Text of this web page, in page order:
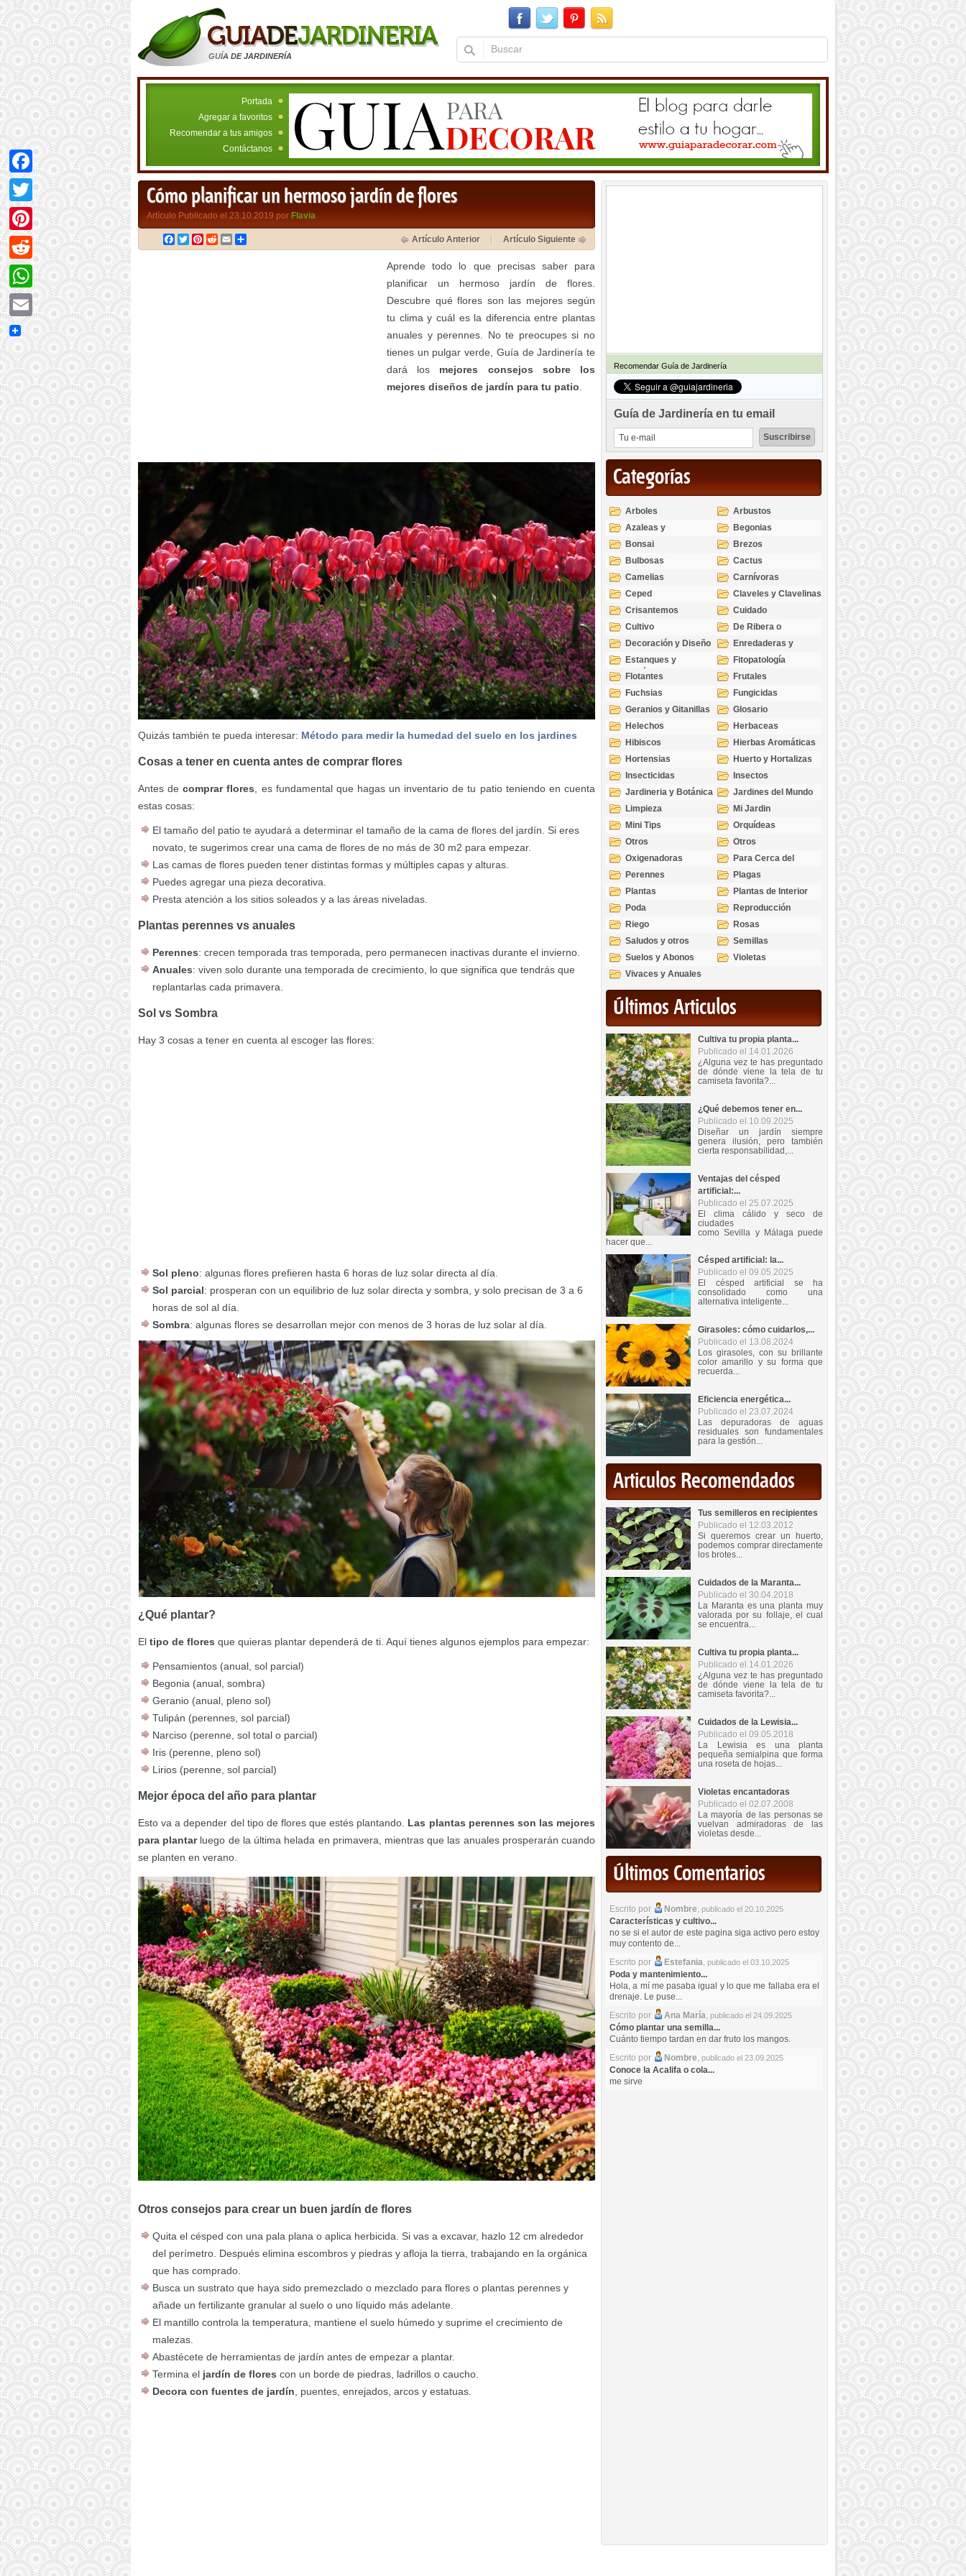
GUÍA DE JARDINERÍA
Portada
Agregar a favoritos
Recomendar a tus amigos
Contáctanos
Cómo planificar un hermoso jardín de flores
Artículo Publicado el 23.10.2019 por Flavia
Facebook
TwitterPinterest
RedditEmail Artículo Anterior Artículo Siguiente
Aprende todo lo que precisas saber para
planificar un hermoso jardín de flores.
Descubre qué flores son las mejores según
tu clima y cuál es la diferencia entre plantas
anuales y perennes. No te preocupes si no
tienes un pulgar verde, Guía de Jardinería te
dará los mejores consejos sobre los
mejores diseños de jardín para tu patio
Quizás también te pueda interesar: Método para medir la humedad del suelo en los jardines
Cosas a tener en cuenta antes de comprar flores
Antes decomprar flores , es fundamental que hagas un inventario de tu patio teniendo en cuenta
estas cosas:
El tamaño del patio te ayudará a determinar el tamaño de la cama de flores del jardín. Si eres
novato, te sugerimos crear una cama de flores de no más de 30 m2 para empezar.
Las camas de flores pueden tener distintas formas y múltiples capas y alturas.
Puedes agregar una pieza decorativa.
Presta atención a los sitios soleados y a las áreas niveladas.
Plantas perennes vs anuales
Perennes: crecen temporada tras temporada, pero permanecen inactivas durante el invierno.
Anuales: viven solo durante una temporada de crecimiento, lo que significa que tendrás que
replantarlas cada primavera.
Sol vs Sombra
Hay 3 cosas a tener en cuenta al escoger las flores:
Sol pleno: algunas flores prefieren hasta 6 horas de luz solar directa al día.
Sol parcial: prosperan con un equilibrio de luz solar directa y sombra, y solo precisan de 3 a 6
horas de sol al día.
Sombra: algunas flores se desarrollan mejor con menos de 3 horas de luz solar al día.
¿Qué plantar?
El tipo de flores que quieras plantar dependerá de ti. Aquí tienes algunos ejemplos para empezar:
Pensamientos (anual, sol parcial)
Begonia (anual, sombra)
Geranio (anual, pleno sol)
Tulipán (perennes, sol parcial)
Narciso (perenne, sol total o parcial)
Iris (perenne, pleno sol)
Lirios (perenne, sol parcial)
Mejor época del año para plantar
Esto va a depender del tipo de flores que estés plantando. Las plantas perennes son las mejores
para plantar luego de la última helada en primavera, mientras que las anuales prosperarán cuando
se planten en verano.
Otros consejos para crear un buen jardín de flores
Quita el césped con una pala plana o aplica herbicida. Si vas a excavar, hazlo 12 cm alrededor
del perímetro. Después elimina escombros y piedras y afloja la tierra, trabajando en la orgánica
que has comprado.
Busca un sustrato que haya sido premezclado o mezclado para flores o plantas perennes y
añade un fertilizante granular al suelo o uno líquido más adelante.
El mantillo controla la temperatura, mantiene el suelo húmedo y suprime el crecimiento de
malezas.
Abastécete de herramientas de jardín antes de empezar a plantar.
Termina el jardín de flores con un borde de piedras, ladrillos o caucho.
Decora con fuentes de jardín, puentes, enrejados, arcos y estatuas.
Recomendar Guía de Jardinería
Guía de Jardinería en tu email
Categorías
Arboles
Arbustos
Azaleas y
Rododendros
Begonias
Bonsai
Brezos
Bulbosas
Cactus
Camelias
Carnívoras
Ceped
Claveles y Clavelinas
Crisantemos
Cuidado
Cultivo
De Ribera o
Palustres
Decoración y Diseño
Enredaderas y
cubresuelos
Estanques y
Acuáticas
Fitopatología
Flotantes
Frutales
Fuchsias
Fungicidas
Geranios y Gitanillas
Glosario
Helechos
Herbaceas
Hibiscos
Hierbas Aromáticas
Hortensias
Huerto y Hortalizas
Insecticidas
Insectos
Jardineria y Botánica
Jardines del Mundo
Limpieza
Mi Jardin
Mini Tips
Orquídeas
Otros
Otros
Oxigenadoras
Para Cerca del
Estanque
Perennes
Plagas
Plantas
Plantas de Interior
Poda
Reproducción
Riego
Rosas
Saludos y otros
temas
Semillas
Suelos y Abonos
Violetas
Vivaces y Anuales
Últimos Articulos
Cultiva tu propia planta...
Publicado el 14.01.2026
¿Alguna vez te has preguntado
de dónde viene la tela de tu
camiseta favorita?...
¿Qué debemos tener en...
Publicado el 10.09.2025
Diseñar un jardín siempre
genera ilusión, pero también
cierta responsabilidad,...
Ventajas del césped
artificial:...
Publicado el 25.07.2025
El clima cálido y seco de
ciudades
como Sevilla y Málaga puede
hacer que...
Césped artificial: la...
Publicado el 09.05.2025
El césped artificial se ha
consolidado como una
alternativa inteligente...
Girasoles: cómo cuidarlos,...
Publicado el 13.08.2024
Los girasoles, con su brillante
color amarillo y su forma que
recuerda...
Eficiencia energética...
Publicado el 23.07.2024
Las depuradoras de aguas
residuales son fundamentales
para la gestión...
Articulos Recomendados
Tus semilleros en recipientes
Publicado el 12.03.2012
Si queremos crear un huerto,
podemos comprar directamente
los brotes...
Cuidados de la Maranta...
Publicado el 30.04.2018
La Maranta es una planta muy
valorada por su follaje, el cual
se encuentra...
Cultiva tu propia planta...
Publicado el 14.01.2026
¿Alguna vez te has preguntado
de dónde viene la tela de tu
camiseta favorita?...
Cuidados de la Lewisia...
Publicado el 09.05.2018
La Lewisia es una planta
pequeña semialpina que forma
una roseta de hojas...
Violetas encantadoras
Publicado el 02.07.2008
La mayoría de las personas se
vuelvan admiradoras de las
violetas desde...
Últimos Comentarios
Escrito por Nombre, publicado el 20.10.2025
Características y cultivo...
no se si el autor de este pagina siga activo pero estoy
muy contento de...
Escrito por
Estefania, publicado el 03.10.2025
Poda y mantenimiento...
Hola, a mí me pasaba igual y lo que me fallaba era el
drenaje. Le puse...
Escrito por
Ana María, publicado el 24.09.2025
Cómo plantar una semilla...
Cuánto tiempo tardan en dar fruto los mangos.
Escrito por
Nombre, publicado el 23.09.2025
Conoce la Acalifa o cola...
me sirve
Facebook
Twitter
Pinterest
Reddit
WhatsApp
Email